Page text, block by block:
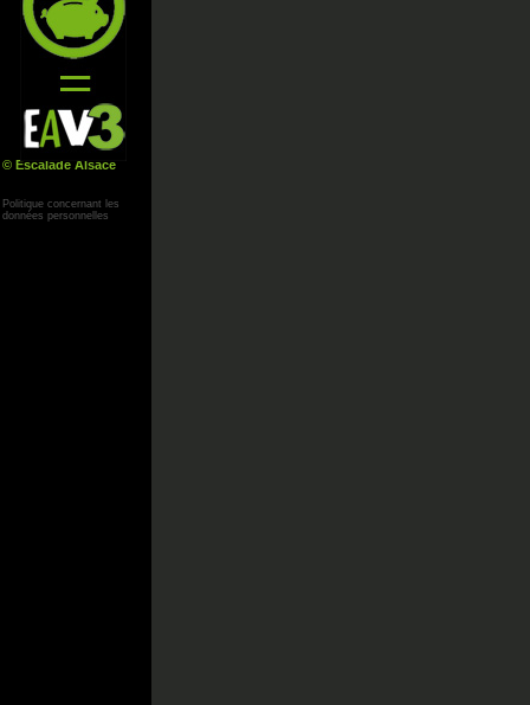
© Escalade Alsace
Politique concernant les
données personnelles